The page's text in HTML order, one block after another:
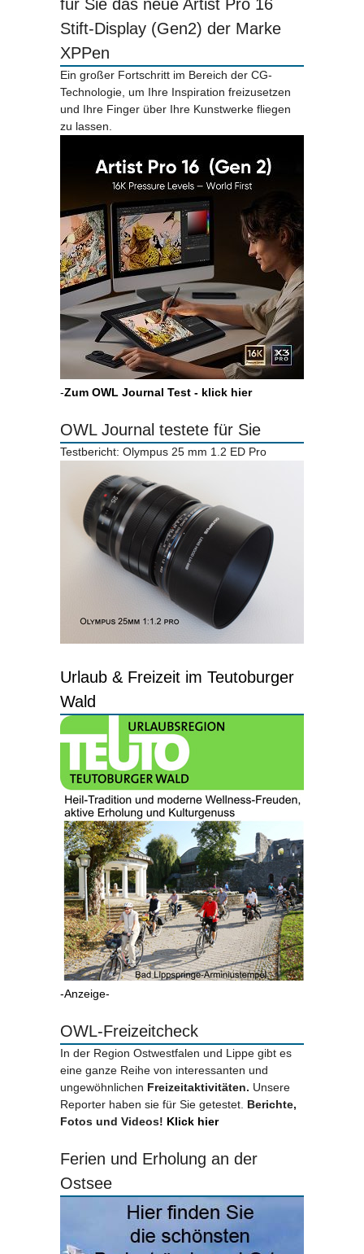
für Sie das neue Artist Pro 16
Stift-Display (Gen2) der Marke
XPPen
Ein großer Fortschritt im Bereich der CG-
Technologie, um Ihre Inspiration freizusetzen
und Ihre Finger über Ihre Kunstwerke fliegen
zu lassen.
-Zum OWL Journal Test - klick hier
OWL Journal testete für Sie
Testbericht: Olympus 25 mm 1.2 ED Pro
Urlaub & Freizeit im Teutoburger
Wald
-Anzeige-
OWL-Freizeitcheck
In der Region Ostwestfalen und Lippe gibt es
eine ganze Reihe von interessanten und
ungewöhnlichen Freizeitaktivitäten. Unsere
Reporter haben sie für Sie getestet. Berichte,
Fotos und Videos! Klick hier
Ferien und Erholung an der
Ostsee